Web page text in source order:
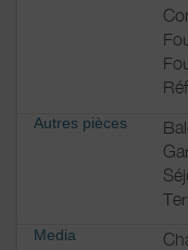
fourniture de
Autres pièces
Media